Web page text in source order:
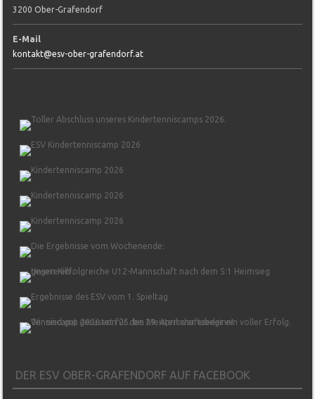
3200 Ober-Grafendorf
E-Mail
kontakt@esv-ober-grafendorf.at
DER ESV OBER-GRAFENDORF AUF FACEBOOK